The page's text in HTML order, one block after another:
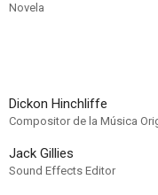
Novela
Dickon Hinchliffe
Compositor de la Música
Jack Gillies
Sound Effects Editor